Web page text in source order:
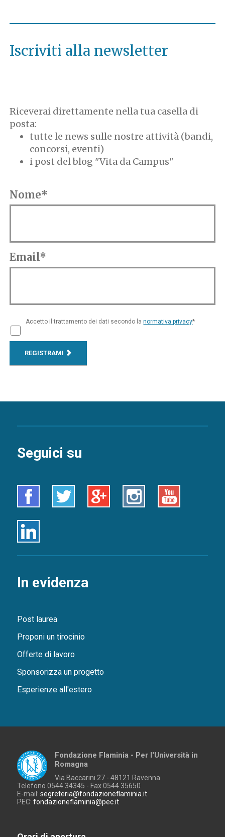
Iscriviti alla newsletter
Riceverai direttamente nella tua casella di
posta:
tutte le news sulle nostre attività (bandi,
concorsi, eventi)
i post del blog "Vita da Campus"
Nome*
Email*
Accetto il trattamento dei dati secondo lanormativa privacy*
REGISTRAMI
Seguici su
Facebook Twitter Google+ Instagram Youtube
Linkedin
In evidenza
Post laurea
Proponi un tirocinio
Offerte di lavoro
Sponsorizza un progetto
Esperienze all'estero
Fondazione Flaminia - Per l'Università in
Romagna
Via Baccarini 27 - 48121 Ravenna
Telefono 0544 34345 - Fax 0544 35650
E-mail:segreteria@fondazioneflaminia.it
PEC:fondazioneflaminia@pec.it